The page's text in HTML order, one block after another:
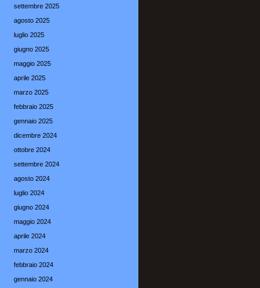
settembre 2025
agosto 2025
luglio 2025
giugno 2025
maggio 2025
aprile 2025
marzo 2025
febbraio 2025
gennaio 2025
dicembre 2024
ottobre 2024
settembre 2024
agosto 2024
luglio 2024
giugno 2024
maggio 2024
aprile 2024
marzo 2024
febbraio 2024
gennaio 2024